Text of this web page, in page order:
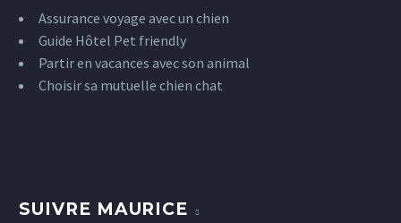
Assurance voyage avec un chien
Guide Hôtel Pet friendly
Partir en vacances avec son animal
Choisir sa mutuelle chien chat
SUIVRE MAURICE